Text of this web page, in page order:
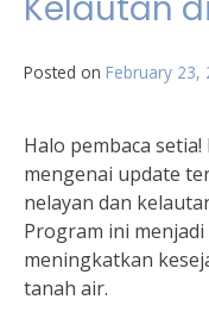
Posted on February 23,
Halo pembaca
mengenai update
nelayan dan
Program ini
meningkatkan
tanah air.